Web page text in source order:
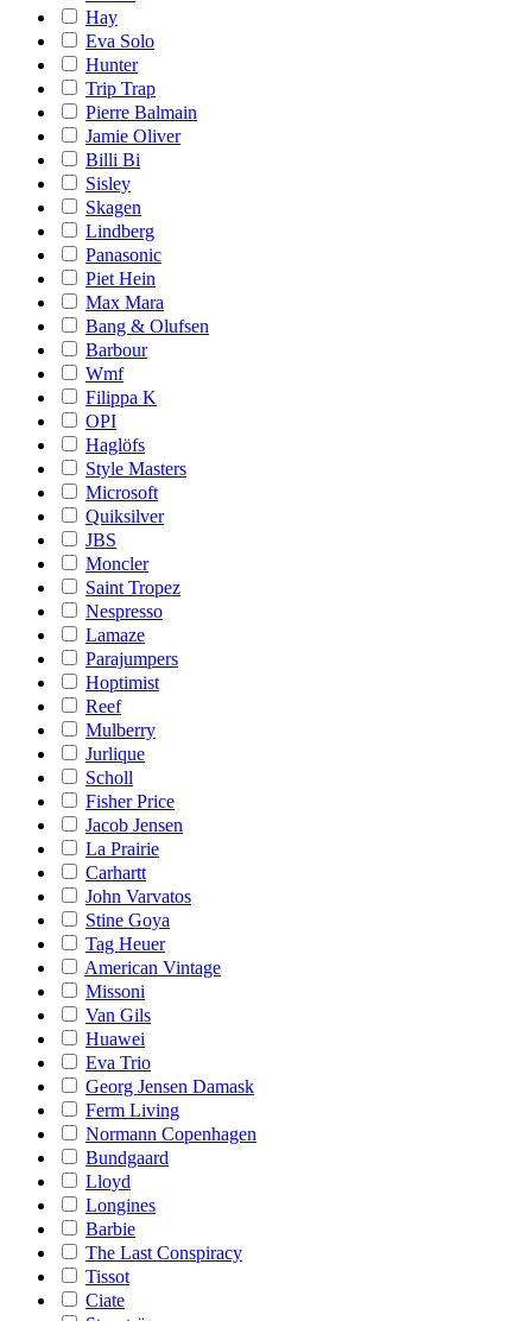
Hay
Eva Solo
Hunter
Trip Trap
Pierre Balmain
Jamie Oliver
Billi Bi
Sisley
Skagen
Lindberg
Panasonic
Piet Hein
Max Mara
Bang & Olufsen
Barbour
Wmf
Filippa K
OPI
Haglöfs
Style Masters
Microsoft
Quiksilver
JBS
Moncler
Saint Tropez
Nespresso
Lamaze
Parajumpers
Hoptimist
Reef
Mulberry
Jurlique
Scholl
Fisher Price
Jacob Jensen
La Prairie
Carhartt
John Varvatos
Stine Goya
Tag Heuer
American Vintage
Missoni
Van Gils
Huawei
Eva Trio
Georg Jensen Damask
Ferm Living
Normann Copenhagen
Bundgaard
Lloyd
Longines
Barbie
The Last Conspiracy
Tissot
Ciate